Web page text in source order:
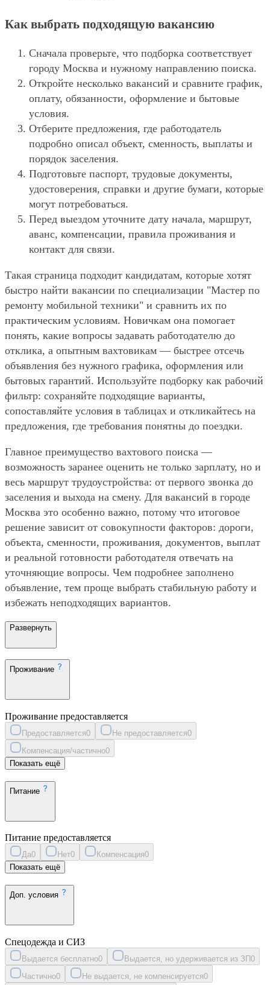
Как выбрать подходящую вакансию
Сначала проверьте, что подборка соответствует
городу Москва и нужному направлению поиска.
Откройте несколько вакансий и сравните график,
оплату, обязанности, оформление и бытовые
условия.
Отберите предложения, где работодатель
подробно описал объект, сменность, выплаты и
порядок заселения.
Подготовьте паспорт, трудовые документы,
удостоверения, справки и другие бумаги, которые
могут потребоваться.
Перед выездом уточните дату начала, маршрут,
аванс, компенсации, правила проживания и
контакт для связи.
Такая страница подходит кандидатам, которые хотят
быстро найти вакансии по специализации "Мастер по
ремонту мобильной техники" и сравнить их по
практическим условиям. Новичкам она помогает
понять, какие вопросы задавать работодателю до
отклика, а опытным вахтовикам — быстрее отсечь
объявления без нужного графика, оформления или
бытовых гарантий. Используйте подборку как рабочий
фильтр: сохраняйте подходящие варианты,
сопоставляйте условия в таблицах и откликайтесь на
предложения, где требования понятны до поездки.
Главное преимущество вахтового поиска —
возможность заранее оценить не только зарплату, но и
весь маршрут трудоустройства: от первого звонка до
заселения и выхода на смену. Для вакансий в городе
Москва это особенно важно, потому что итоговое
решение зависит от совокупности факторов: дороги,
объекта, сменности, проживания, документов, выплат
и реальной готовности работодателя отвечать на
уточняющие вопросы. Чем подробнее заполнено
объявление, тем проще выбрать стабильную работу и
избежать неподходящих вариантов.
Развернуть
Проживание
Проживание предоставляется
Предоставляется0 Не предоставляется0
Компенсация/частично0
Показать ещё
Питание
Питание предоставляется
Да0 Нет0 Компенсация0
Показать ещё
Доп. условия
Спецодежда и СИЗ
Выдается бесплатно0 Выдается, но удерживается из ЗП0
Частично0 Не выдается, не компенсируется0